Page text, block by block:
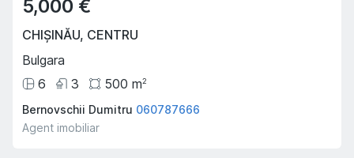
5,000 €
CHIȘINĂU, CENTRU
Bulgara
6
3 500 m2
Bernovschii Dumitru 060787666
Agent imobiliar